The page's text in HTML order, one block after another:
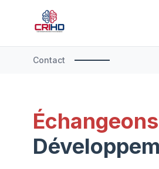
Contact
Échangeons